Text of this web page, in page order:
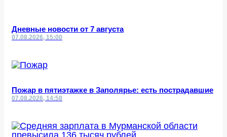
Дневные новости от 7 августа
07.08.2026, 15:00
Пожар в пятиэтажке в Заполярье: есть пострадавшие
07.08.2026, 14:58